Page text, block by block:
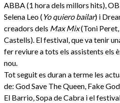
ABBA (1 hora dels millors hits),
Selena Leo ( Yo quiero bailar) i
creadors dels Max Mix(Toni
Castells). El festival, que va tenir
fer reviure a tots els assistents els
nou.
Tot seguit es duran a terme les
de: God Save The Queen, Fake
El Barrio, Sopa de Cabra i el